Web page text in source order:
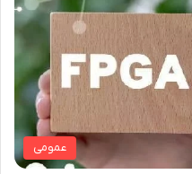
عمومی